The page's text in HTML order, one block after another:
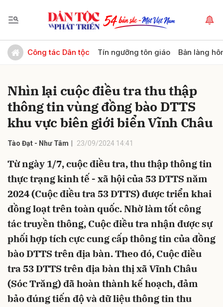
Công tác Dân tộc Tín ngưỡng tôn giáo Bản làng
Nhìn lại cuộc điều tra thu thập
thông tin vùng đồng bào DTTS
khu vực biên giới biển Vĩnh Châu
Tào Đạt - Như Tâm 23/09/2024 14:41
Từ ngày 1/7, cuộc điều tra, thu thập thông tin
thực trạng kinh tế - xã hội của 53 DTTS năm
2024 (Cuộc điều tra 53 DTTS) được triển khai
đồng loạt trên toàn quốc. Nhờ làm tốt công
tác truyền thông, Cuộc điều tra nhận được sự
phối hợp tích cực cung cấp thông tin của đồng
bào DTTS trên địa bàn. Theo đó, Cuộc điều
tra 53 DTTS trên địa bàn thị xã Vĩnh Châu
(Sóc Trăng) đã hoàn thành kế hoạch, đảm
bảo đúng tiến độ và dữ liệu thông tin thu
Gửi bình luận